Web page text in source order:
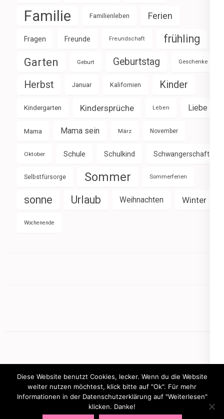
Familie Familienleben Ferien
Fragen Freunde Freundschaft frühling
Garten Geburt Geburtstag Geschenke
Herbst Januar Kalifornien Kinder
Kindergarten Kindersprüche Leben Liebe
Mama Mama sein März November
Oktober Schule Schulkind Schwangerschaft
Selbstfürsorge Sommer Sommerferien
sonne Urlaub Weihnachten Winter
Wochenende
mamasbusiness.de
Diese Website benutzt Cookies, lecker. Wenn du die Website
weiter nutzen möchtest, klick bitte auf "Ok". Für mehr
Informationen in der Datenschutzerklärung auf "Weiterlesen"
klicken. Danke!